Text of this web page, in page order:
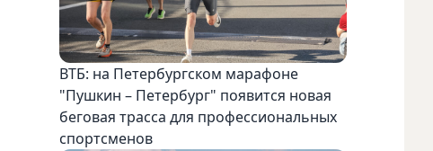
ВТБ: на Петербургском марафоне
"Пушкин – Петербург" появится новая
беговая трасса для профессиональных
спортсменов